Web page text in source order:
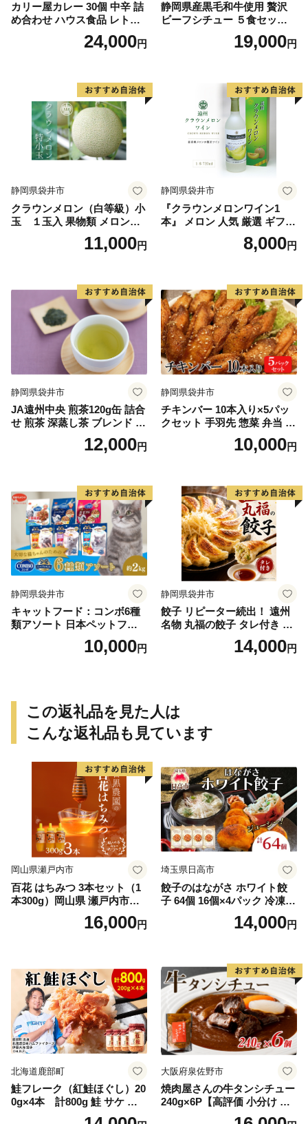
カリー屋カレー 30個 中辛 詰
め合わせ ハウス食品 レトル
24,000円
静岡県産黒毛和牛使用 贅沢
ビーフシチュー ５食セット
贅沢 贈り物 料理 簡単 レンチ
ン おすすめ 人気 厳選 袋井市
19,000円
静岡県袋井市
クラウンメロン（白等級）小
玉 １玉入 果物類 メロン青
11,000円
静岡県袋井市
『クラウンメロンワイン1
本』 メロン 人気 厳選 ギフト
贈り物 お祝い 袋井市 お酒 酒
8,000円
静岡県袋井市
JA遠州中央 煎茶120g缶 詰合
せ 煎茶 深蒸し茶 ブレンド ギ
フト 贈り物 人気 厳選 おすす
め 袋井市 飲料類 お茶 緑茶
12,000円
静岡県袋井市
チキンバー 10本入り×5パッ
クセット 手羽先 惣菜 弁当 お
かず お酒 おつまみ ギフト キ
ャンプ アウトドア キャンプ
10,000円
静岡県袋井市
キャットフード：コンボ6種
類アソート 日本ペットフー
ド ネコ 猫 愛猫 ケア ペット
えさ セット 健康 栄養 猫用
10,000円
静岡県袋井市
餃子 リピーター続出！ 遠州
名物 丸福の餃子 タレ付き ぎ
ょうざ ギョーザ ギョウザ 惣
菜 おかず 中華 点心 加工食品
14,000円
この返礼品を見た人は
こんな返礼品も見ています
岡山県瀬戸内市
百花 はちみつ 3本セット（1
本300g）岡山県 瀬戸内市産
石黒農園 ヨーグルト パン 砂
糖の代わり 香り高い いい香
16,000円
埼玉県日高市
餃子のはながさ ホワイト餃
子 64個 16個×4パック 冷凍
中華 点心 B級グルメ ご当地
野菜 おつまみ おかず 簡単調
ー ギフト お取り寄せ 日高市
14,000円
北海道鹿部町
鮭フレーク（紅鮭ほぐし）20
0g×4本 計800g 鮭 サケ 鮭
ほぐし サケフレーク シャケ
大阪府泉佐野市
焼肉屋さんの牛タンシチュー
240g×6P【高評価 小分け 惣
菜 牛たん 一人暮らし 冷凍】